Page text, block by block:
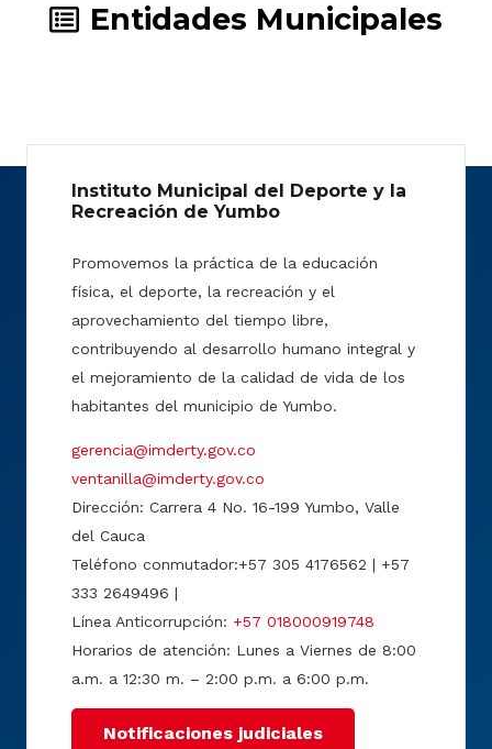
Entidades Municipales
Instituto Municipal del Deporte y la
Recreación de Yumbo
Promovemos la práctica de la educación
física, el deporte, la recreación y el
aprovechamiento del tiempo libre,
contribuyendo al desarrollo humano integral y
el mejoramiento de la calidad de vida de los
habitantes del municipio de Yumbo.
gerencia@imderty.gov.co
ventanilla@imderty.gov.co
Dirección: Carrera 4 No. 16-199 Yumbo, Valle
del Cauca
Teléfono conmutador:+57 305 4176562 | +57
333 2649496 |
Línea Anticorrupción: +57 018000919748
Horarios de atención: Lunes a Viernes de 8:00
a.m. a 12:30 m. – 2:00 p.m. a 6:00 p.m.
Notificaciones judiciales